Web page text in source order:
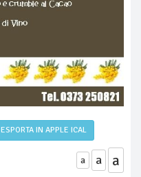
ESPORTA IN APPLE ICAL
a a a